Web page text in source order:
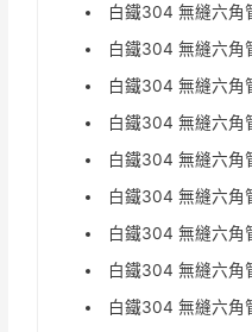
白鐵304 無縫六角
白鐵304 無縫六
白鐵304 無縫六角
白鐵304 無縫六角
白鐵304 無縫六角
白鐵304 無縫六角
白鐵304 無縫六角
白鐵304 無縫六
白鐵304 無縫六